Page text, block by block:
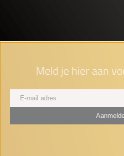
Meld je hier aan